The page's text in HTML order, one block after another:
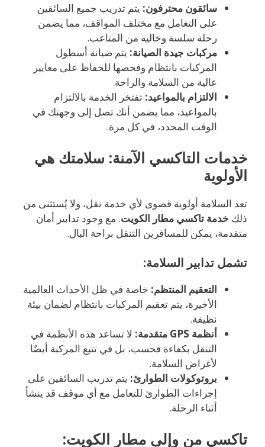
سائقون محترفون: يتم تدريب جميع السائقين
على التعامل مع مختلف المواقف، مما يضمن
رحلة سلسة وخالية من المتاعب.
مركبات جيدة الصيانة: يتم صيانة أسطول
المركبات بانتظام وفحصها للحفاظ على معايير
عالية من السلامة والراحة.
الالتزام بالمواعيد: تفتخر الخدمة بالالتزام
بالمواعيد، مما يضمن أنك تصل إلى وجهتك في
الوقت المحدد، في كل مرة.
خدمات التاكسي الآمنة: سلامتك هي
الأولوية
تعد السلامة أولوية قصوى لأي خدمة نقل، ولا يُستثنى من
ذلك خدمة تاكسي مطار الكويت. مع وجود تدابير أمان
متقدمة، يمكن للمسافرين التنقل براحة البال.
تشمل تدابير السلامة:
التعقيم المنتظم: خاصة في ظل الأحداث العالمية
الأخيرة، يتم تعقيم المركبات بانتظام لضمان بيئة
نظيفة.
أنظمة GPS متقدمة:
لا تساعد هذه الأنظمة في
التنقل بكفاءة فحسب، بل في تتبع المركبة أيضًا
لأغراض السلامة.
بروتوكولات الطوارئ: يتم تدريب السائقين على
إجراءات الطوارئ للتعامل مع أي موقف قد ينشأ
أثناء الرحلة.
تاكسي من وإلى مطار الكويت: